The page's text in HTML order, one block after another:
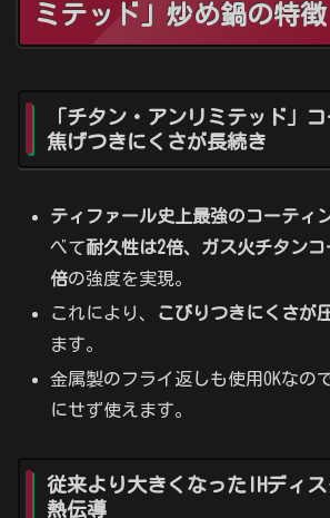
ミテッド」炒め鍋の特徴
「チタン・アンリミテッド」
焦げつきにくさが長続き
ティファール史上最強のコーティ
べて耐久性は2倍、ガス火チタン
倍の強度を実現。
これにより、
こびりつきにくさが
ます。
金属製のフライ返しも使用OKなの
にせず使えます。
従来より大きくなったIHディ
熱伝導